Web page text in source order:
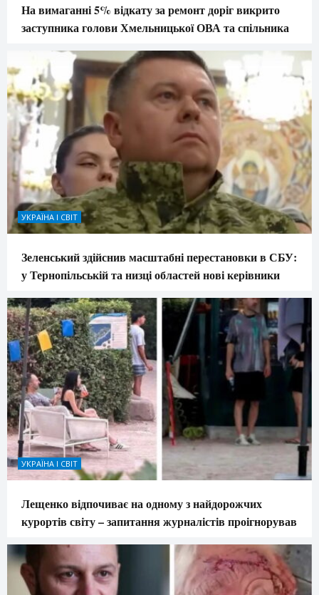
На вимаганні 5% відкату за ремонт доріг викрито
заступника голови Хмельницької ОВА та спільника
УКРАЇНА І СВІТ
Зеленський здійснив масштабні перестановки в СБУ:
у Тернопільській та низці областей нові керівники
УКРАЇНА І СВІТ
Лещенко відпочиває на одному з найдорожчих
курортів світу – запитання журналістів проігнорував